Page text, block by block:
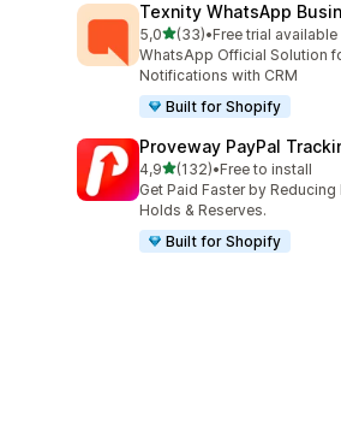
Texnity WhatsApp
5,0/ 5 tähteä
(33)
33 arvostelua yhteensä
•Free trial available
WhatsApp Official Solution
Notifications with CRM
Built for Shopify
Proveway PayPal
4,9/ 5 tähteä
(132)
132 arvostelua yhteensä
•Free to install
Get Paid Faster by Reducing
Holds & Reserves.
Built for Shopify